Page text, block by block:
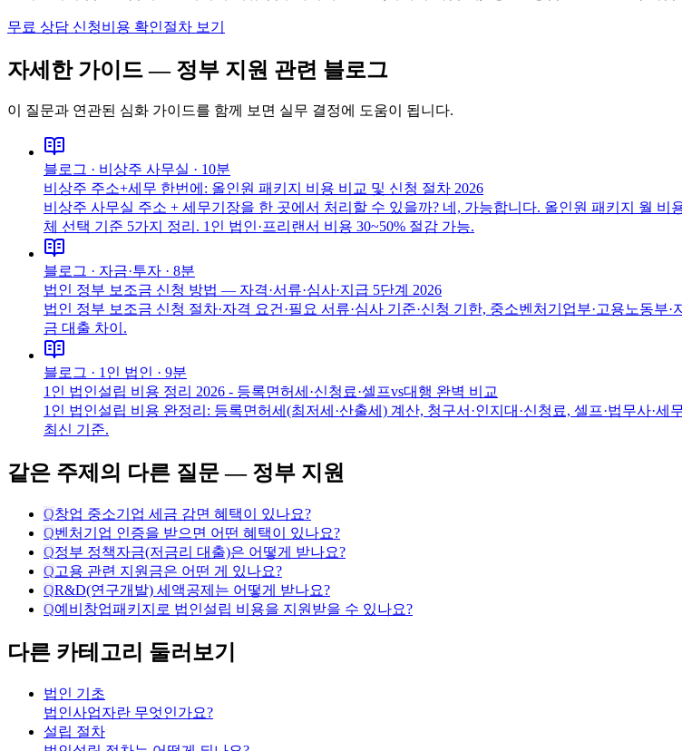
무료 상담 신청비용 확인절차 보기
자세한 가이드 — 정부 지원 관련 블로그
이 질문과 연관된 심화 가이드를 함께 보면 실무 결정에 도움이 됩니다.
블로그 · 비상주 사무실 · 10분
비상주 주소+세무 한번에: 올인원 패키지 비용 비교 및 신청 절차 2026
비상주 사무실 주소 + 세무기장을 한 곳에서 처리할 수 있을까? 네, 가능합니다. 올인원 패키지 월
체 선택 기준 5가지 정리. 1인 법인·프리랜서 비용 30~50% 절감 가능.
블로그 · 자금·투자 · 8분
법인 정부 보조금 신청 방법 — 자격·서류·심사·지급 5단계 2026
법인 정부 보조금 신청 절차·자격 요건·필요 서류·심사 기준·신청 기한, 중소벤처기업부·고용노동부
금 대출 차이.
블로그 · 1인 법인 · 9분
1인 법인설립 비용 정리 2026 - 등록면허세·신청료·셀프vs대행 완벽 비교
1인 법인설립 비용 완정리: 등록면허세(최저세·산출세) 계산, 청구서·인지대·신청료, 셀프·법무사·
최신 기준.
같은 주제의 다른 질문 — 정부 지원
Q창업 중소기업 세금 감면 혜택이 있나요?
Q벤처기업 인증을 받으면 어떤 혜택이 있나요?
Q정부 정책자금(저금리 대출)은 어떻게 받나요?
Q고용 관련 지원금은 어떤 게 있나요?
QR&D(연구개발) 세액공제는 어떻게 받나요?
Q예비창업패키지로 법인설립 비용을 지원받을 수 있나요?
다른 카테고리 둘러보기
법인 기초
법인사업자란 무엇인가요?
설립 절차